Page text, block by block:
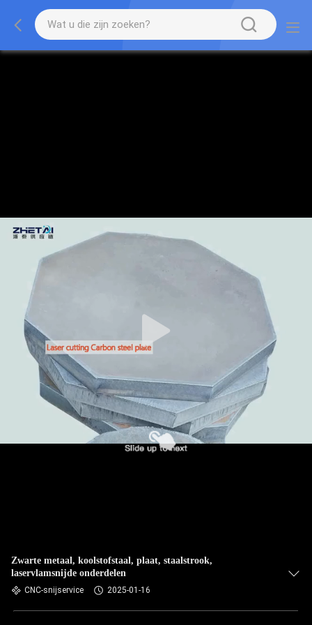
Zwarte metaal, koolstofstaal, plaat, staalstrook,
laservlamsnijde onderdelen
CNC-snijservice 2025-01-16